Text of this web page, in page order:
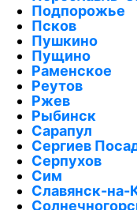
Подпорожье
Псков
Пушкино
Пущино
Раменское
Реутов
Ржев
Рыбинск
Сарапул
Сергиев
Серпухов
Сим
Славянск-на-